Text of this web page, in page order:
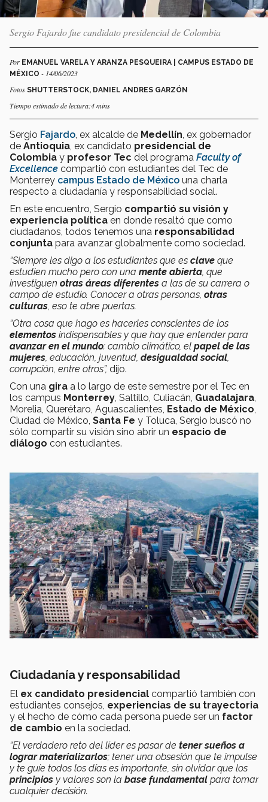
Sergio Fajardo fue candidato presidencial de Colombia
Por EMANUEL VARELA Y ARANZA PESQUEIRA | CAMPUS ESTADO DE
MÉXICO - 14/06/2023
Fotos SHUTTERSTOCK, DANIEL ANDRES GARZÓN
Tiempo estimado de lectura:4 mins
Sergio Fajardo , ex alcalde de Medellín , ex gobernador
de Antioquia , ex candidato presidencial de
Colombia y profesor Tec del programa Faculty of
Excellence compartió con estudiantes del Tec de
Monterrey campus Estado de México una charla
respecto a ciudadanía y responsabilidad social.
En este encuentro, Sergio compartió su visión y
experiencia política en donde resaltó que como
ciudadanos, todos tenemos una responsabilidad
conjunta para avanzar globalmente como sociedad.
“Siempre les digo a los estudiantes que es clave que
estudien mucho pero con una mente abierta , que
investiguen otras áreas diferentes a las de su carrera o
campo de estudio. Conocer a otras personas, otras
culturas , eso te abre puertas.
“Otra cosa que hago es hacerles conscientes de los
elementos indispensables y que hay que entender para
avanzar en el mundo: cambio climático, el papel de las
mujeres , educación, juventud, desigualdad social
corrupción, entre otros”, dijo.
Con una gira a lo largo de este semestre por el Tec en
los campus Monterrey , Saltillo, Culiacán, Guadalajara
Morelia, Querétaro, Aguascalientes, Estado de México
Ciudad de México, Santa Fe y Toluca, Sergio buscó no
sólo compartir su visión sino abrir un espacio de
diálogo con estudiantes.
Ciudadanía y responsabilidad
El ex candidato presidencial compartió también con
estudiantes consejos, experiencias de su trayectoria
y el hecho de cómo cada persona puede ser un factor
de cambio en la sociedad.
“El verdadero reto del líder es pasar de tener sueños a
lograr materializarlos; tener una obsesión que te impulse
y te guíe todos los días es importante, sin olvidar que los
principios y valores son la base fundamental para tomar
cualquier decisión.